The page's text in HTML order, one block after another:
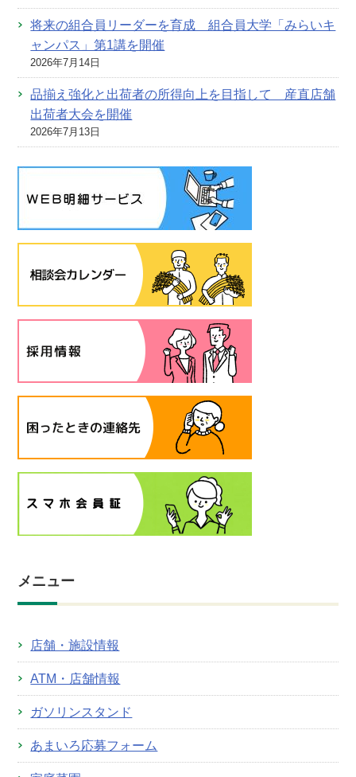
将来の組合員リーダーを育成 組合員大学「みらいキ
ャンパス」第1講を開催
2026年7月14日
品揃え強化と出荷者の所得向上を目指して 産直店舗
出荷者大会を開催
2026年7月13日
メニュー
店舗・施設情報
ATM・店舗情報
ガソリンスタンド
あまいろ応募フォーム